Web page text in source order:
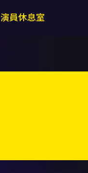
演員休息室